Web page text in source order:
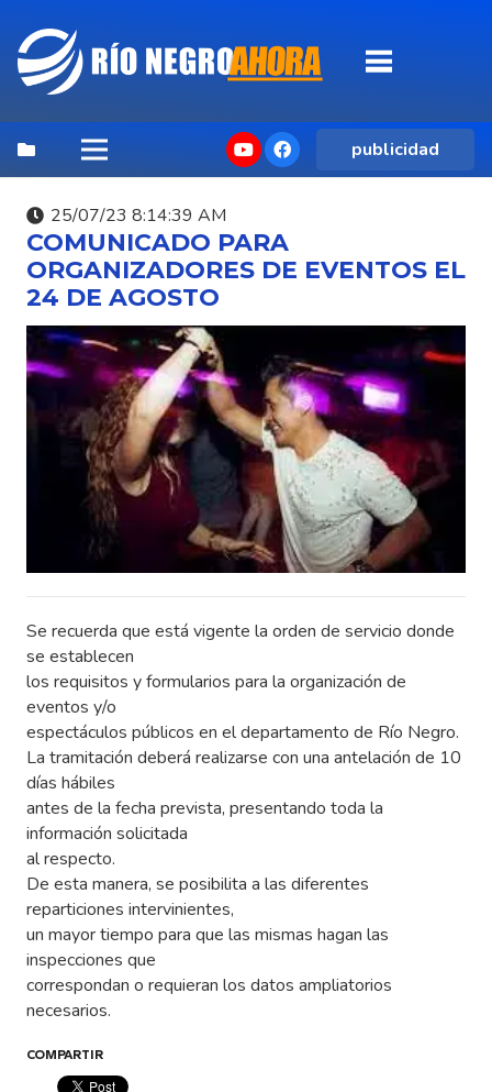
publicidad
25/07/23 8:14:39 AM
COMUNICADO PARA
ORGANIZADORES DE EVENTOS EL
24 DE AGOSTO
Se recuerda que está vigente la orden de servicio donde
se establecen
los requisitos y formularios para la organización de
eventos y/o
espectáculos públicos en el departamento de Río Negro.
La tramitación deberá realizarse con una antelación de 10
días hábiles
antes de la fecha prevista, presentando toda la
información solicitada
al respecto.
De esta manera, se posibilita a las diferentes
reparticiones intervinientes,
un mayor tiempo para que las mismas hagan las
inspecciones que
correspondan o requieran los datos ampliatorios
necesarios.
COMPARTIR